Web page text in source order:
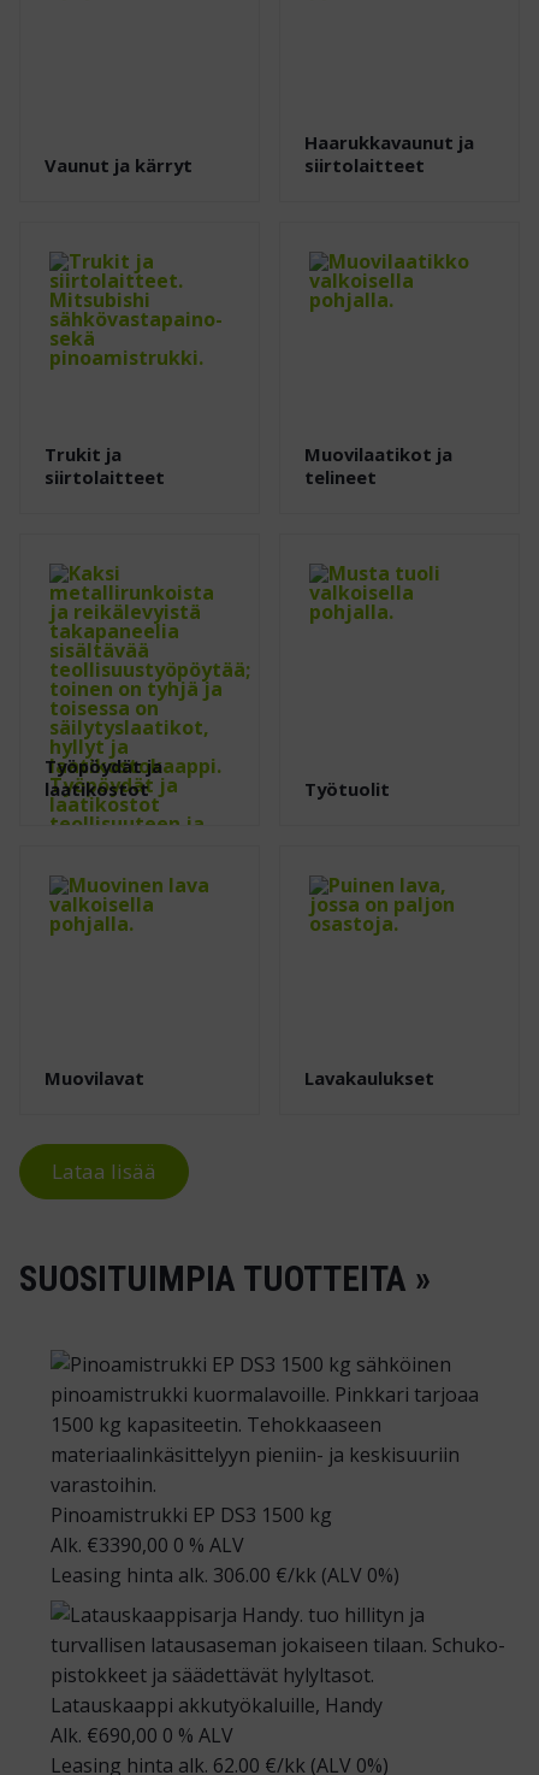
Vaunut ja kärryt
Haarukkavaunut ja
siirtolaitteet
Trukit ja
siirtolaitteet
Muovilaatikot ja
telineet
Työpöydät ja
laatikostot
Työtuolit
Muovilavat Lavakaulukset
Lataa lisää
SUOSITUIMPIA TUOTTEITA »
Pinoamistrukki EP DS3 1500 kg
Alk. €3390,00 0 % ALV
Leasing hinta alk. 306.00 €/kk (ALV 0%)
Latauskaappi akkutyökaluille, Handy
Alk. €690,00 0 % ALV
Leasing hinta alk. 62.00 €/kk (ALV 0%)